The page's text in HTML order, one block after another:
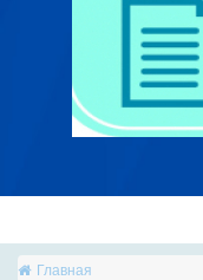
Главная